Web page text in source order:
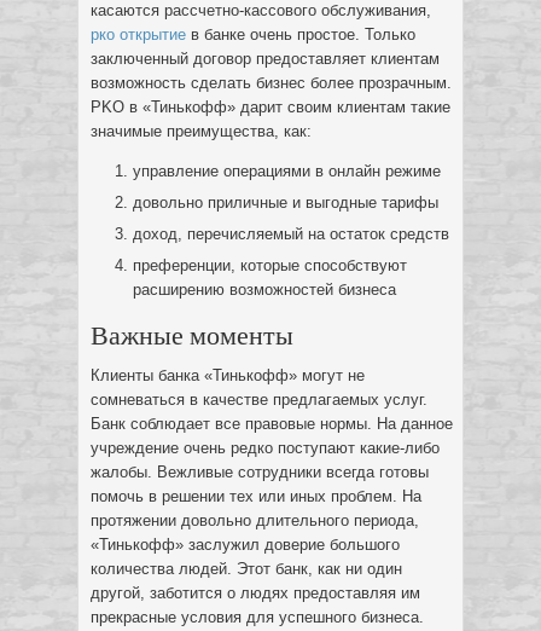
касаются рассчетно-кассового обслуживания,
рко открытие в банке очень простое. Только
заключенный договор предоставляет клиентам
возможность сделать бизнес более прозрачным.
PKO в «Тинькофф» дарит своим клиентам такие
значимые преимущества, как:
управление операциями в онлайн режиме
довольно приличные и выгодные тарифы
доход, перечисляемый на остаток средств
преференции, которые способствуют
расширению возможностей бизнеса
Важные моменты
Клиенты банка «Тинькофф» могут не
сомневаться в качестве предлагаемых услуг.
Банк соблюдает все правовые нормы. На данное
учреждение очень редко поступают какие-либо
жалобы. Вежливые сотрудники всегда готовы
помочь в решении тех или иных проблем. На
протяжении довольно длительного периода,
«Тинькофф» заслужил доверие большого
количества людей. Этот банк, как ни один
другой, заботится о людях предоставляя им
прекрасные условия для успешного бизнеса.